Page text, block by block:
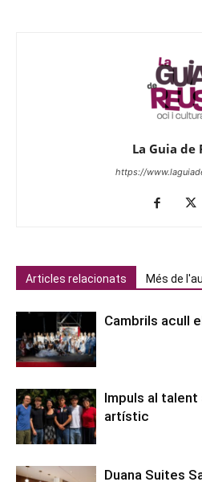
La Guia de
https://
Articles relacionats Més de
Cambrils acull
Impuls al
artístic
Duana Suites